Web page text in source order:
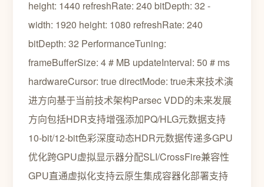
height: 1440 refreshRate: 240 bitDepth: 32 -
width: 1920 height: 1080 refreshRate: 240
bitDepth: 32 PerformanceTuning:
frameBufferSize: 4 # MB updateInterval: 50 # ms
hardwareCursor: true directMode: true未来技术演
进方向基于当前技术架构Parsec VDD的未来发展
方向包括HDR支持增强添加PQ/HLG元数据支持
10-bit/12-bit色彩深度动态HDR元数据传递多GPU
优化跨GPU虚拟显示器分配SLI/CrossFire兼容性
GPU直通虚拟化支持云原生集成容器化部署支持